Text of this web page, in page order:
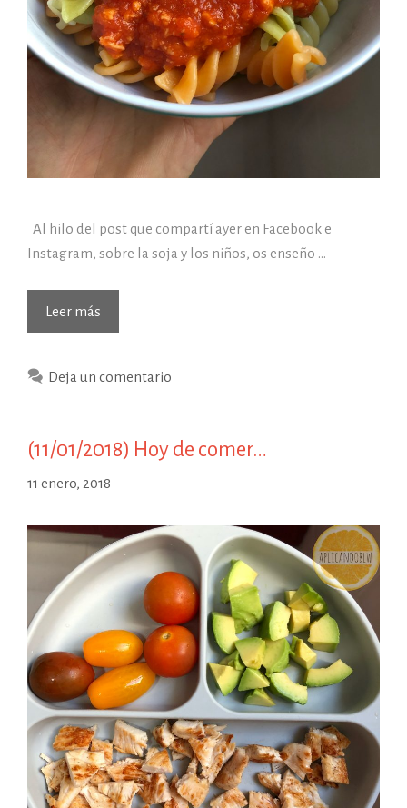
Al hilo del post que compartí ayer en Facebook e
Instagram, sobre la soja y los niños, os enseño …
Leer más
Deja un comentario
(11/01/2018) Hoy de comer…
11 enero, 2018